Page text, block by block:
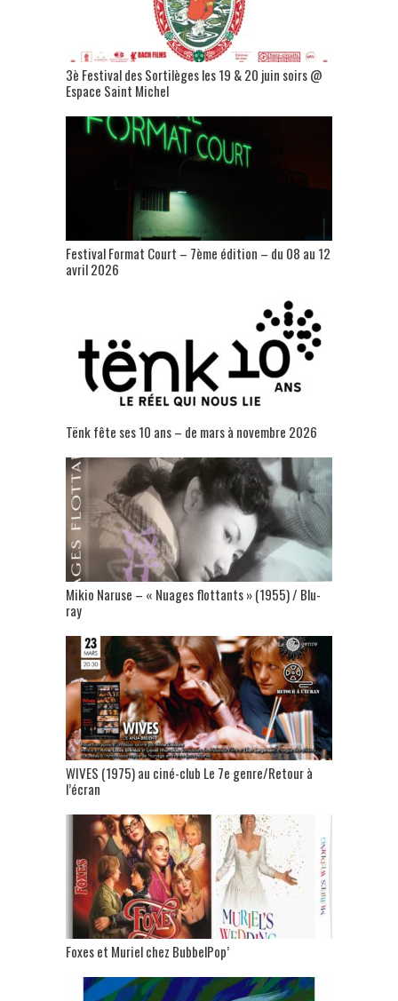
3è Festival des Sortilèges les 19 & 20 juin soirs @
Espace Saint Michel
Festival Format Court – 7ème édition – du 08 au 12
avril 2026
Tënk fête ses 10 ans – de mars à novembre 2026
Mikio Naruse – « Nuages flottants » (1955) / Blu-
ray
WIVES (1975) au ciné-club Le 7e genre/Retour à
l’écran
Foxes et Muriel chez BubbelPop’